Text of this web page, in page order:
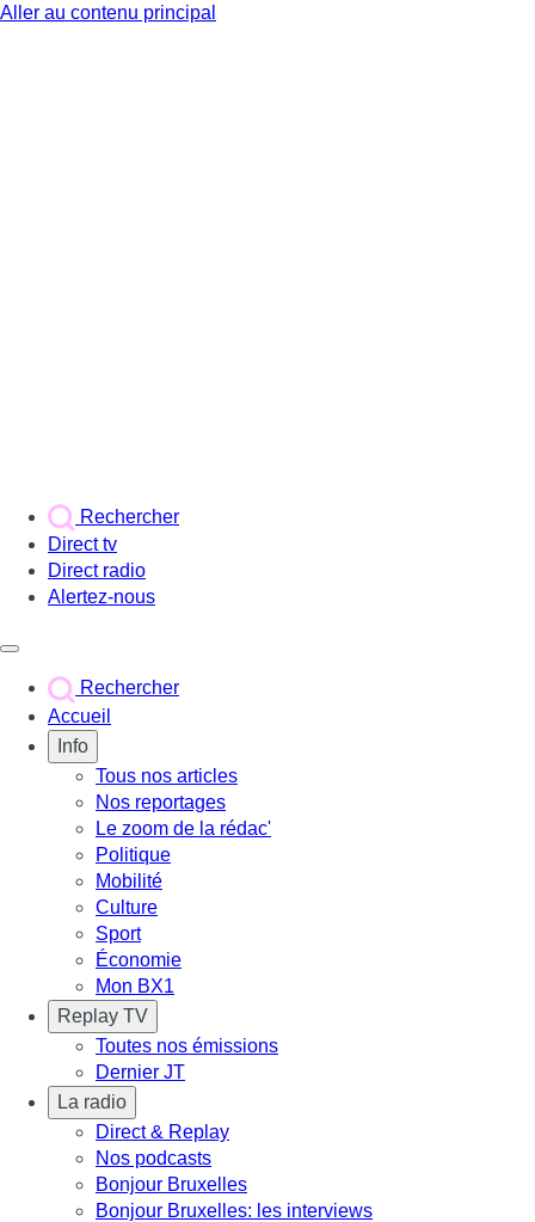
Aller au contenu principal
Rechercher
Direct tv
Direct radio
Alertez-nous
Rechercher
Accueil
Info
Tous nos articles
Nos reportages
Le zoom de la rédac'
Politique
Mobilité
Culture
Sport
Économie
Mon BX1
Replay TV
Toutes nos émissions
Dernier JT
La radio
Direct & Replay
Nos podcasts
Bonjour Bruxelles
Bonjour Bruxelles: les interviews